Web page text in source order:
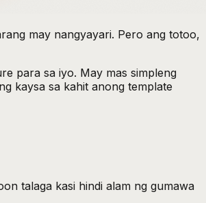
may nangyayari. Pero ang totoo,
para sa iyo. May mas simpleng
kaysa sa kahit anong template
talaga kasi hindi alam ng gumawa